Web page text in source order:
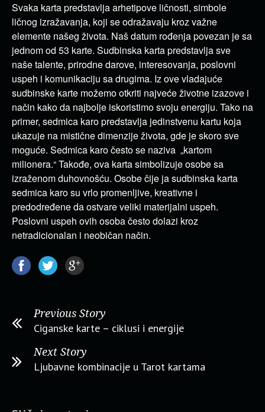
Svaka karta predstavlja arhetipove ličnosti, simbole
ličnog izražavanja, koji se odražavaju kroz važne
elemente našeg života. Naš datum rođenja povezan je sa
jednom od 53 karte. Sudbinska karta predstavlja sve
naše talente, prirodne darove, interesovanja, poslovni
uspeh i komunikaciju sa drugima. Iz ove vladajuće
sudbinske karte možemo otkriti najveće životne izazove i
način kako da najbolje iskoristimo svoju energiju. Tako na
primer, sedmica karo predstavlja jedinstvenu kartu koja
ukazuje na mistične dimenzije života, gde je skoro sve
moguće. Sedmica karo često se naziva „kartom
milionera.“ Takođe, ova karta simbolizuje osobe sa
izraženom duhovnošću. Osobe čije ja sudbinska karta
sedmica karo su vrlo promenljive, kreativne i
predodređene da ostvare veliki materijalni uspeh.
Poslovni uspeh ovih osoba često dolazi kroz
netradicionalan i neobičan način.
Previous Story
Ciganske karte – ciklusi i energije
Next Story
Ljubavne kombinacije u Tarot kartama